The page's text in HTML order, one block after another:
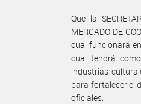
Que la
MERCADO DE
cual funcionará en
cual tendrá
industrias
para fortalecer el
oficiales.